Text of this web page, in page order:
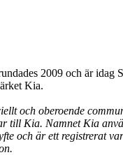
2009 och är idag
Kia.
och oberoende
till Kia. Namnet Kia
och är ett registrerat